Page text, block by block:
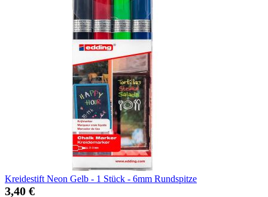
Kreidestift Neon Gelb - 1 Stück - 6mm Rundspitze
3,40 €